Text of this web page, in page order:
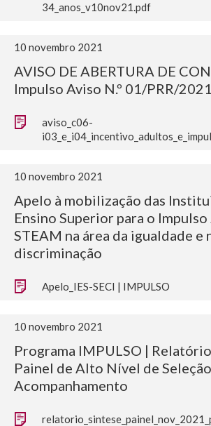
34_anos_v10nov21.pdf
10 novembro 2021
AVISO DE ABERTURA DE
Impulso Aviso N.º 01/PRR/2021
aviso_c06-
10 novembro 2021
Apelo à mobilização das
Ensino Superior para o Impulso
STEAM na área da igualdade e
discriminação
Apelo_IES-SECI | IMPULSO
10 novembro 2021
Programa IMPULSO |
Painel de Alto Nível de
Acompanhamento